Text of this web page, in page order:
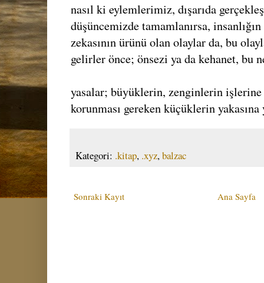
nasıl ki eylemlerimiz, dışarıda
düşüncemizde tamamlanırsa,
zekasının ürünü olan olaylar da, bu
gelirler önce; önsezi ya da kehanet, bu
yasalar; büyüklerin, zenginlerin
korunması gereken küçüklerin yakasına
Kategori: .kitap, .xyz,balzac
Sonraki Kayıt Ana Sayfa